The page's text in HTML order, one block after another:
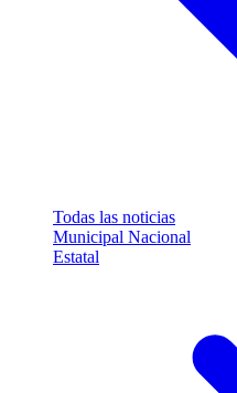
Todas las noticias
Municipal Nacional
Estatal